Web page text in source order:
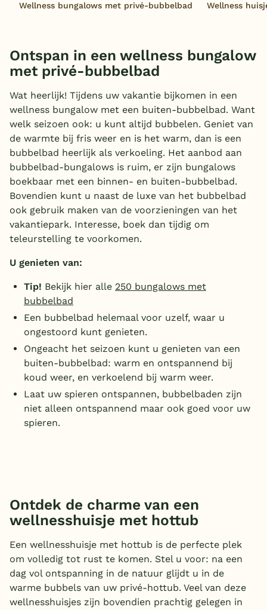
Nederland
Veluwe
Texel
Limburg
Duitsland
België
Blog
Onze e-boeken
Wellness bungalows met privé-bubbelbad Wellness
Ontspan in een wellness bungalow
met privé-bubbelbad
Wat heerlijk! Tijdens uw vakantie bijkomen in een
wellness bungalow met een buiten-bubbelbad. Want
welk seizoen ook: u kunt altijd bubbelen. Geniet van
de warmte bij fris weer en is het warm, dan is een
bubbelbad heerlijk als verkoeling. Het aanbod aan
bubbelbad-bungalows is ruim, er zijn bungalows
boekbaar met een binnen- en buiten-bubbelbad.
Bovendien kunt u naast de luxe van het bubbelbad
ook gebruik maken van de voorzieningen van het
vakantiepark. Interesse, boek dan tijdig om
teleurstelling te voorkomen.
U genieten van:
Tip! Bekijk hier alle 250 bungalows met
bubbelbad
Een bubbelbad helemaal voor uzelf, waar u
ongestoord kunt genieten.
Ongeacht het seizoen kunt u genieten van een
buiten-bubbelbad: warm en ontspannend bij
koud weer, en verkoelend bij warm weer.
Laat uw spieren ontspannen, bubbelbaden zijn
niet alleen ontspannend maar ook goed voor uw
spieren.
Ontdek de charme van een
wellnesshuisje met hottub
Een wellnesshuisje met hottub is de perfecte plek
om volledig tot rust te komen. Stel u voor: na een
dag vol ontspanning in de natuur glijdt u in de
warme bubbels van uw privé-hottub. Veel van deze
wellnesshuisjes zijn bovendien prachtig gelegen in